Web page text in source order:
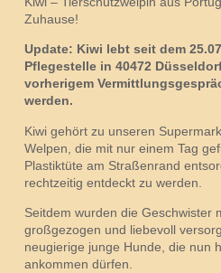
Zuhause!
Update: Kiwi lebt seit dem
Pflegestelle in 40472
vorherigem
werden.
Kiwi gehört zu unseren
Welpen, die mit nur einem Tag
Plastiktüte am Straßenrand
rechtzeitig entdeckt zu werden.
Seitdem wurden die Geschwister
großgezogen und liebevoll
neugierige junge Hunde, die nun
ankommen dürfen.